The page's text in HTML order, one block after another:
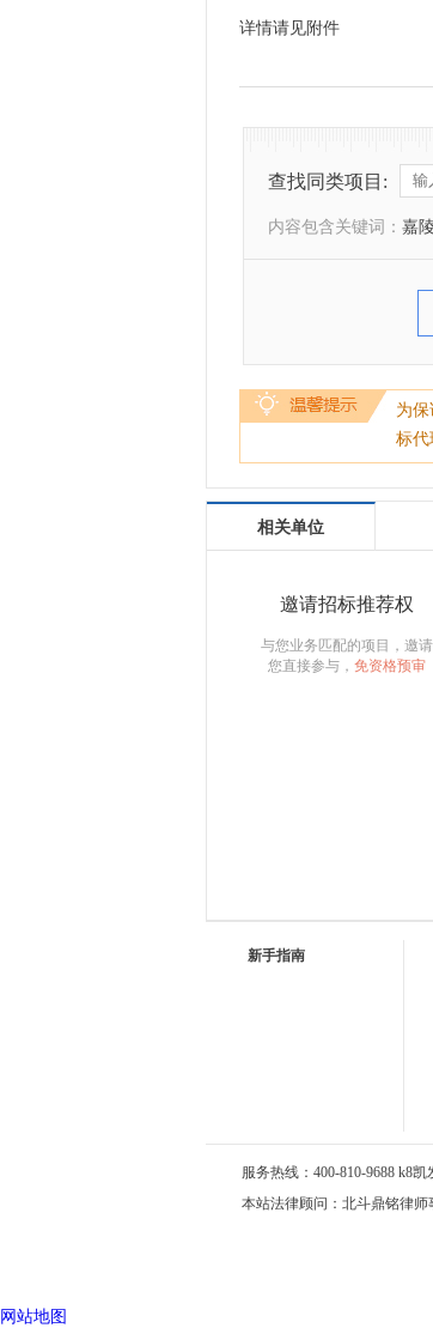
详情请见附件
查找同类项目:
内容包含关键词： 嘉
为
标代
相关单位
邀请招标推荐权
与您业务匹配的项目，邀请
您直接参与， 免资格预审
新手指南
服务热线：400-810-9688 k8
本站法律顾问：北斗鼎铭律
网站地图